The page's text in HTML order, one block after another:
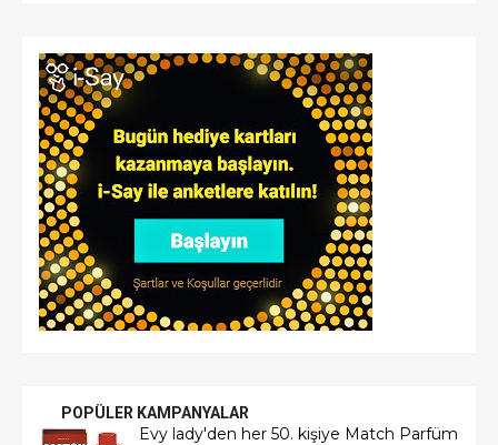
POPÜLER KAMPANYALAR
Evy lady'den her 50. kişiye Match Parfüm